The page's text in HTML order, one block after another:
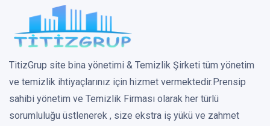
TitizGrup site bina yönetimi & Temizlik Şirketi tüm yönetim
ve temizlik ihtiyaçlarınız için hizmet vermektedir.Prensip
sahibi yönetim ve Temizlik Firması olarak her türlü
sorumluluğu üstlenerek , size ekstra iş yükü ve zahmet